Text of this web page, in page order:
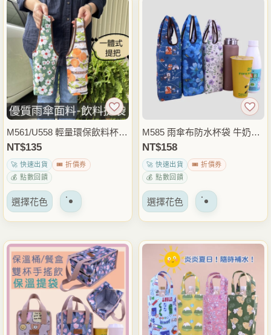
多
種
變
體。
可
以
在
產
頁
上
擇
種
變
體。
可
以
在
頁
上
擇
M561/U558 輕量環保飲料杯袋
水壺提袋 手搖杯袋 咖啡杯提
袋 外帶飲料袋 通勤外出隨身
提袋
NT$135
🚀 快速出貨
🎟️ 折價券
💰 點數回饋
選擇花色 該
有
多
種
變
體。
可
以
M585 雨傘布防水杯袋 牛奶罐
飲料提袋 水壺袋 保溫瓶手提
袋
NT$158
🚀 快速出貨
🎟️ 折價券
💰 點數回饋
選擇花色 該
有
多
種
變
體。
可
以